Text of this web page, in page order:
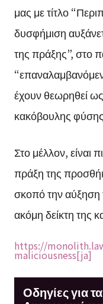
μας με τίτλο
δυσφήμιση
της πράξης”, στο
έχουν θεωρηθεί ως
κακόβουλης
Στο μέλλον, είναι
πράξη της
σκοπό την αύξηση
ακόμη δείκτη της
https://
maliciousness[ja]
Οδηγίες για